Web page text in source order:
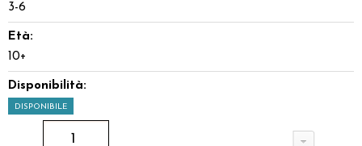
3-6
Età:
10+
Disponibilità:
DISPONIBILE